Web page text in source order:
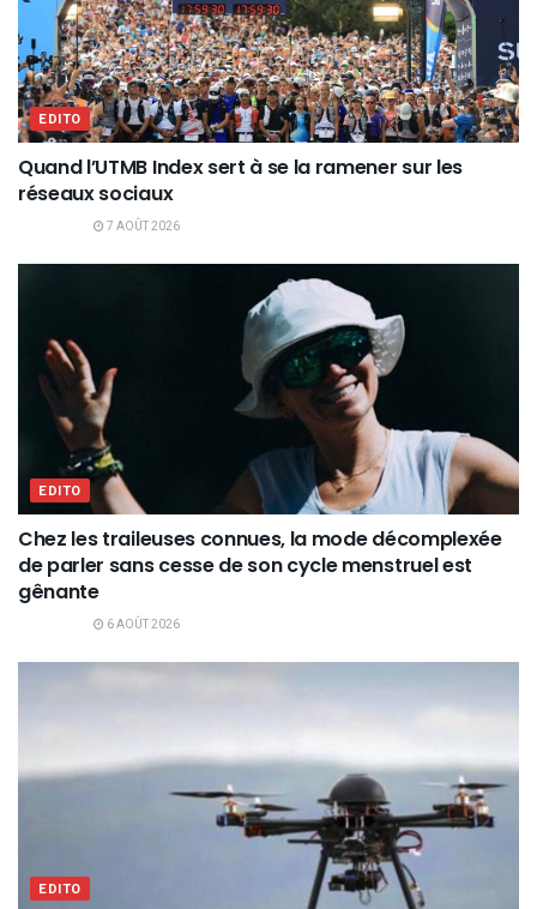
EDITO
Quand l’UTMB Index sert à se la ramener sur les
réseaux sociaux
7 AOÛT 2026
EDITO
Chez les traileuses connues, la mode décomplexée
de parler sans cesse de son cycle menstruel est
gênante
6 AOÛT 2026
EDITO